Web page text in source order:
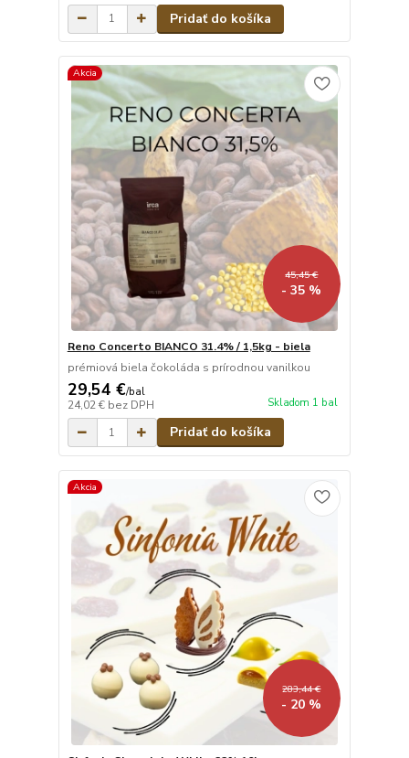
Pridať do košíka
Akcia
45,45 €
- 35 %
Reno Concerto BIANCO 31.4% / 1,5kg - biela
prémiová biela čokoláda s prírodnou vanilkou
29,54 €/bal
24,02 € bez DPH Skladom 1 bal
Pridať do košíka
Akcia
283,44 €
- 20 %